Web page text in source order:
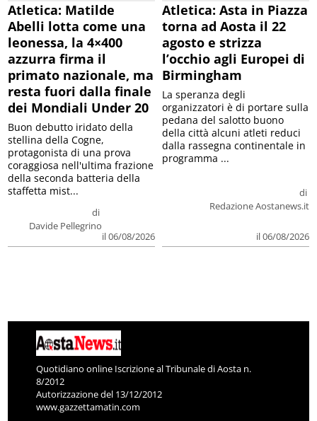
Atletica: Matilde
Abelli lotta come una
leonessa, la 4×400
azzurra firma il
primato nazionale, ma
resta fuori dalla finale
dei Mondiali Under 20
di
Davide Pellegrino
il 06/08/2026
Buon debutto iridato della
stellina della Cogne,
protagonista di una prova
coraggiosa nell'ultima frazione
della seconda batteria della
staffetta mist...
Atletica: Asta in Piazza
torna ad Aosta il 22
agosto e strizza
l’occhio agli Europei di
Birmingham
di
Redazione Aostanews.it
il 06/08/2026
La speranza degli
organizzatori è di portare sulla
pedana del salotto buono
della città alcuni atleti reduci
dalla rassegna continentale in
programma ...
Quotidiano online Iscrizione al Tribunale di Aosta n.
8/2012
Autorizzazione del 13/12/2012
www.gazzettamatin.com